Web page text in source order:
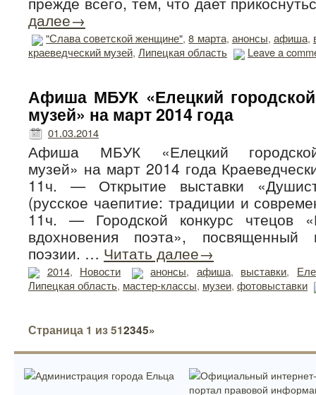
далее→
"Слава советской женщине",8 марта, анонсы, афиша,
краеведческий музей, Липецкая область Leave a
Афиша МБУК «Елецкий городской
музей» на март 2014 года
01.03.2014
Афиша МБУК «Елецкий городской
музей» на март 2014 года
11ч. — Открытие выставки
(русское чаепитие: традиции и
11ч. — Городской конкурс чтецов
вдохновения поэта»,
поэзии. … Читать далее→
2014, Новости анонсы, афиша, выставки,
Липецкая область, мастер-классы, музеи, фотовыставки
Страница 1 из 512345»